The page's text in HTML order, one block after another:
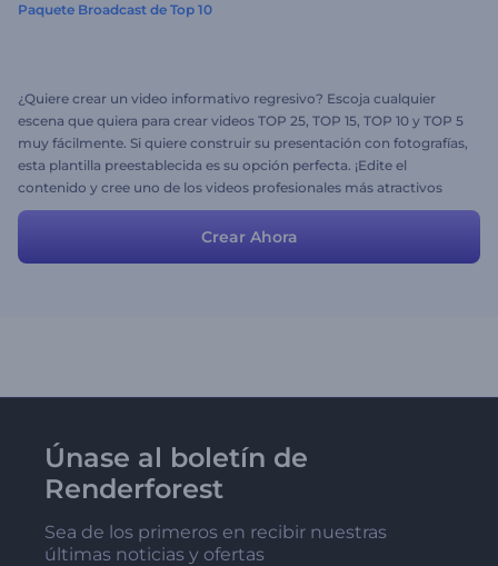
Paquete Broadcast de Top 10
¿Quiere crear un video informativo regresivo? Escoja cualquier
escena que quiera para crear videos TOP 25, TOP 15, TOP 10 y TOP 5
muy fácilmente. Si quiere construir su presentación con fotografías,
esta plantilla preestablecida es su opción perfecta. ¡Edite el
contenido y cree uno de los videos profesionales más atractivos
ahora mismo!
Crear Ahora
Únase al boletín de
Renderforest
Sea de los primeros en recibir nuestras
últimas noticias y ofertas